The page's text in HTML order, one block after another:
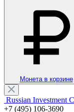
Монета в корзине
Russian Investment
+7 (495) 106-3690